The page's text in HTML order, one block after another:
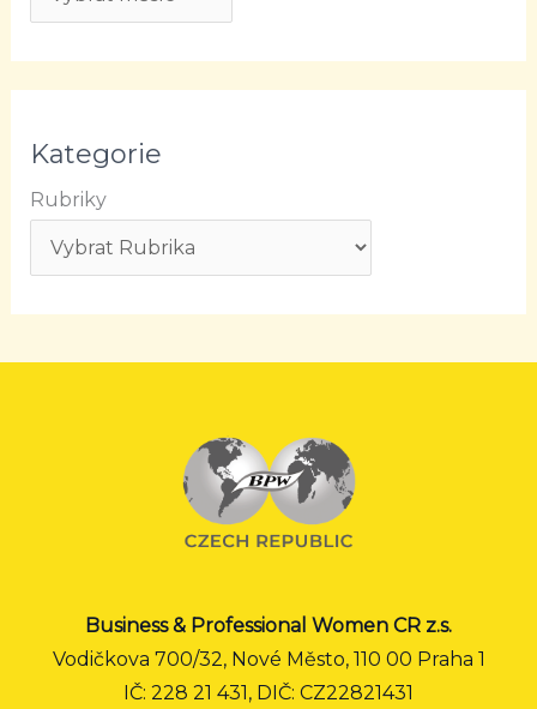
Kategorie
Rubriky
Business & Professional Women CR z.s.
Vodičkova 700/32, Nové Město, 110 00 Praha 1
IČ: 228 21 431, DIČ: CZ22821431